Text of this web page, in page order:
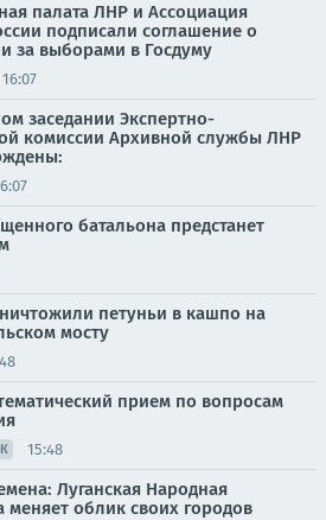
палата ЛНР и Ассоциация
подписали соглашение о
за выборами в Госдуму
16:07
заседании Экспертно-
комиссии Архивной службы ЛНР
батальона предстанет
петуньи в кашпо на
мосту
прием по вопросам
15:48
Луганская Народная
меняет облик своих городов